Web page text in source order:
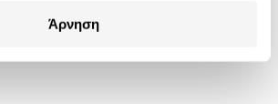
Άρνηση